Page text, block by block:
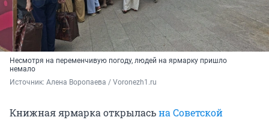
Несмотря на переменчивую погоду, людей на ярмарку пришло
немало
Источник: Алена Воропаева / Voronezh1.ru
Книжная ярмарка открыласьна Советской